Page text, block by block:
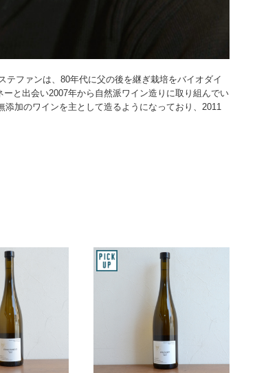
ファンは、80年代に父の後を継ぎ栽培をバイオダイ
と出会い2007年から自然派ワイン造りに取り組んでい
加のワインを主として造るようになっており、2011